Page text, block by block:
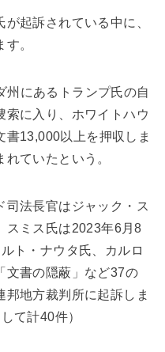
起訴されている中に、
。
州にあるトランプ氏の自
索に入り、ホワイトハウ
書13,000以上を押収しま
ていたという。
司法長官はジャック・ス
スミス氏は2023年6月8
ト・ナウタ氏、カルロ
文書の隠蔽」など37の
地方裁判所に起訴しま
て計40件）